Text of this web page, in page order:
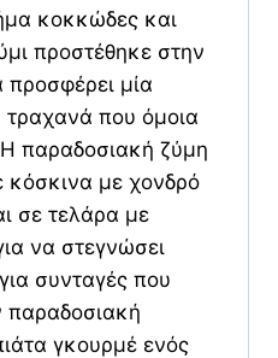
κοκκώδες και
προστέθηκε στην
μία
που όμοια
Η παραδοσιακή ζύμη
κόσκινα με χονδρό
σε τελάρα με
να στεγνώσει
συνταγές που
παραδοσιακή
γκουρμέ ενός